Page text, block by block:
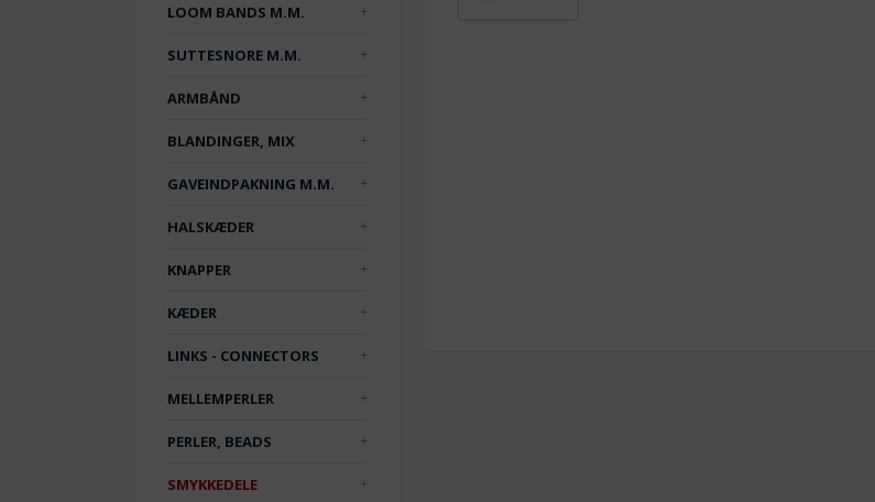
LOOM BANDS M.M.
SUTTESNORE M.M.
ARMBÅND
BLANDINGER, MIX
GAVEINDPAKNING M.M.
HALSKÆDER
KNAPPER
KÆDER
LINKS - CONNECTORS
MELLEMPERLER
PERLER, BEADS
SMYKKEDELE